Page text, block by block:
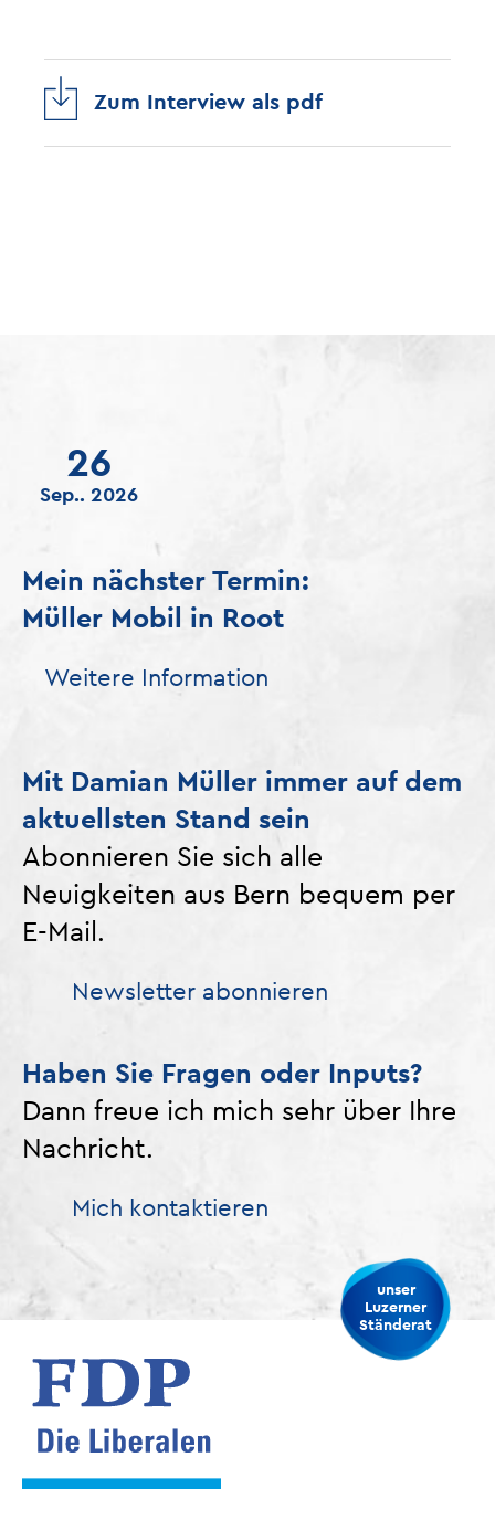
Zum Interview als pdf
26
Sep.. 2026
Mein nächster Termin:
Müller Mobil in Root
Weitere Information
Mit Damian Müller immer auf dem
aktuellsten Stand sein
Abonnieren Sie sich alle
Neuigkeiten aus Bern bequem per
E-Mail.
Newsletter abonnieren
Haben Sie Fragen oder Inputs?
Dann freue ich mich sehr über Ihre
Nachricht.
Mich kontaktieren
unser
Luzerner
Ständerat